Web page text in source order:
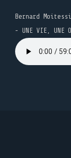
Bernard
- UNE VIE, UNE